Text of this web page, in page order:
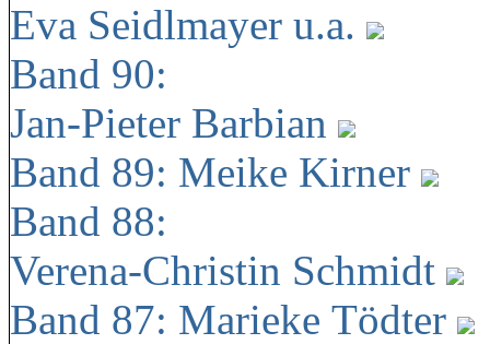
Eva Seidlmayer u.a.
Band 90:
Jan-Pieter Barbian
Band 89: Meike Kirner
Band 88:
Verena-Christin Schmidt
Band 87: Marieke Tödter